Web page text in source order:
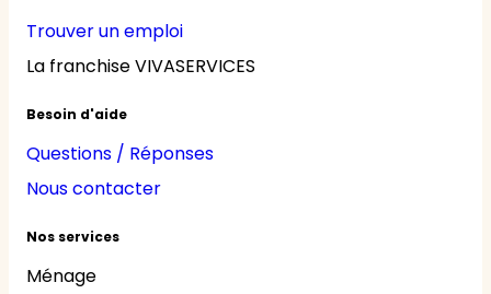
Trouver un emploi
La franchise VIVASERVICES
Besoin d'aide
Questions / Réponses
Nous contacter
Nos services
Ménage